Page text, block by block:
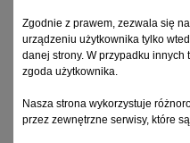
Poradnictwo
psychiatrii
Archiwum
Zgodnie z prawem, zezwala się
urządzeniu użytkownika tylko
danej strony. W przypadku
zgoda użytkownika.
Nasza strona wykorzystuje
przez zewnętrzne serwisy, które